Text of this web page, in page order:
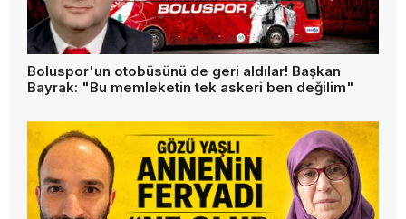
Boluspor'un otobüsünü de geri aldılar! Başkan
Bayrak: "Bu memleketin tek askeri ben değilim"